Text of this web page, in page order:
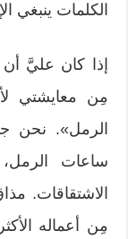
الكلمات ينبغي
إذا كان عليَّ
مِن معايشتي
الرمل». نحن
الاشتقاقات.
مِن أعماله